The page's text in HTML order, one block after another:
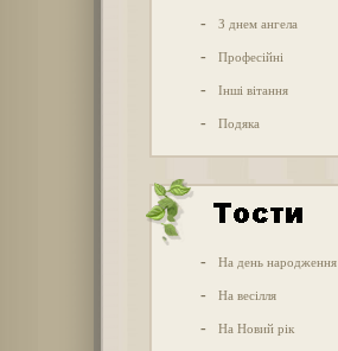
- З днем ангела
- Професійні
- Інші вітання
- Подяка
- На день народження
- На весілля
- На Новий рік